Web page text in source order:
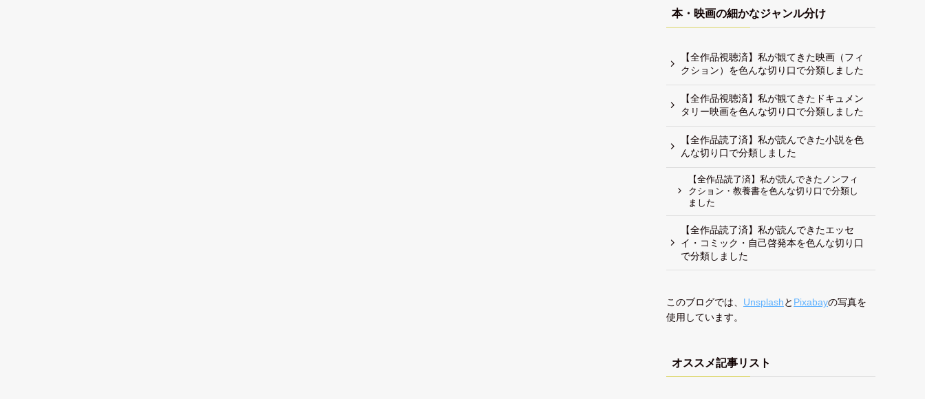
本・映画の細かなジャンル分け
【全作品視聴済】私が観てきた映画（フィ
クション）を色んな切り口で分類しました
【全作品視聴済】私が観てきたドキュメン
タリー映画を色んな切り口で分類しました
【全作品読了済】私が読んできた小説を色
んな切り口で分類しました
【全作品読了済】私が読んできたノンフィ
クション・教養書を色んな切り口で分類し
ました
【全作品読了済】私が読んできたエッセ
イ・コミック・自己啓発本を色んな切り口
で分類しました
このブログでは、 Unsplashと Pixabayの写真を
使用しています。
オススメ記事リスト